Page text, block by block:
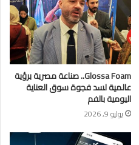
Glossa Foam.. صناعة مصرية برؤية
عالمية لسد فجوة سوق العناية
اليومية بالفم
يوليو 9, 2026